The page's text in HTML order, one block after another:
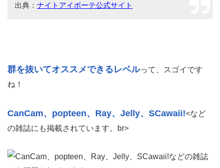
出典： ナイトアイボーテ公式サイト
群を抜いてオススメできるレベルって、スゴイです
ね！
CanCam、popteen、Ray、Jelly、SCawaii!<など
の雑誌にも掲載されています。br>